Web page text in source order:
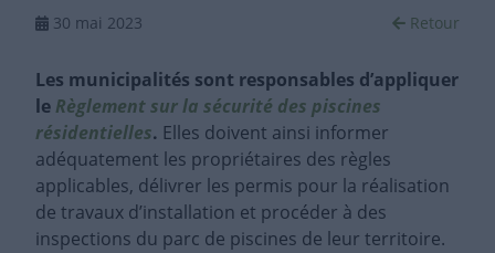
30 mai 2023 Retour
Les municipalités sont responsables d’appliquer
le Règlement sur la sécurité des piscines
résidentielles. Elles doivent ainsi informer
adéquatement les propriétaires des règles
applicables, délivrer les permis pour la réalisation
de travaux d’installation et procéder à des
inspections du parc de piscines de leur territoire.